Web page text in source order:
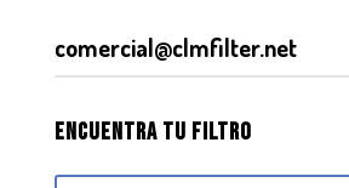
comercial@clmfilter.net
Encuentra tu filtro